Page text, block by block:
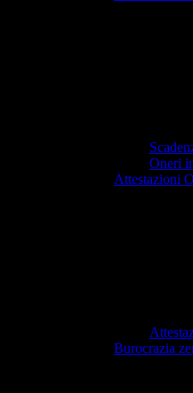
Oneri
Attestazioni
Burocrazia